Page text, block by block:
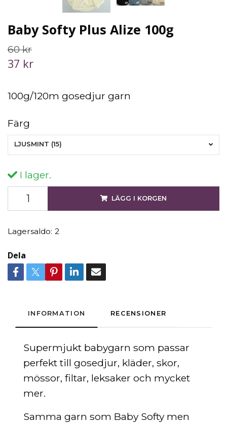
Baby Softy Plus Alize 100g
60 kr
37 kr
100g/120m gosedjur garn
Färg
LJUSMINT (15)
I lager.
LÄGG I KORGEN
Lagersaldo: 2
Dela
INFORMATION RECENSIONER
Supermjukt babygarn som passar
perfekt till gosedjur, kläder, skor,
mössor, filtar, leksaker och mycket
mer.
Samma garn som Baby Softy men